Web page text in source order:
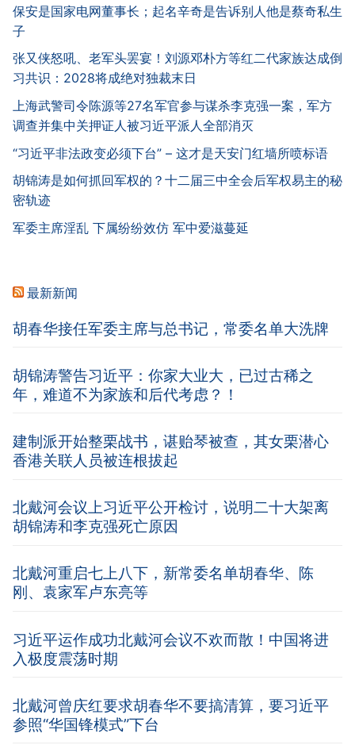
保安是国家电网董事长；起名辛奇是告诉别人他是蔡奇私生
子
张又侠怒吼、老军头罢宴！刘源邓朴方等红二代家族达成倒
习共识：2028将成绝对独裁末日
上海武警司令陈源等27名军官参与谋杀李克强一案，军方
调查并集中关押证人被习近平派人全部消灭
“习近平非法政变必须下台” – 这才是天安门红墙所喷标语
胡锦涛是如何抓回军权的？十二届三中全会后军权易主的秘
密轨迹
军委主席淫乱 下属纷纷效仿 军中爱滋蔓延
最新新闻
胡春华接任军委主席与总书记，常委名单大洗牌
胡锦涛警告习近平：你家大业大，已过古稀之
年，难道不为家族和后代考虑？！
建制派开始整栗战书，谌贻琴被查，其女栗潜心
香港关联人员被连根拔起
北戴河会议上习近平公开检讨，说明二十大架离
胡锦涛和李克强死亡原因
北戴河重启七上八下，新常委名单胡春华、陈
刚、袁家军卢东亮等
习近平运作成功北戴河会议不欢而散！中国将进
入极度震荡时期
北戴河曾庆红要求胡春华不要搞清算，要习近平
参照“华国锋模式”下台